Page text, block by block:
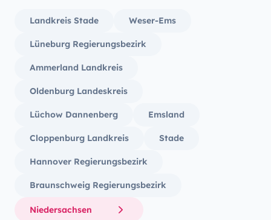
Landkreis Stade Weser-Ems
Lüneburg Regierungsbezirk
Ammerland Landkreis
Oldenburg Landeskreis
Lüchow Dannenberg Emsland
Cloppenburg Landkreis Stade
Hannover Regierungsbezirk
Braunschweig Regierungsbezirk
Niedersachsen